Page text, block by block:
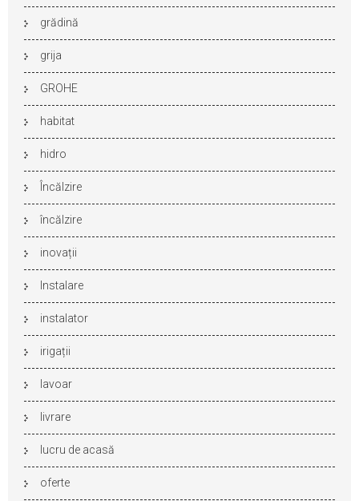
grădină
grija
GROHE
habitat
hidro
Încălzire
încălzire
inovații
Instalare
instalator
irigații
lavoar
livrare
lucru de acasă
oferte